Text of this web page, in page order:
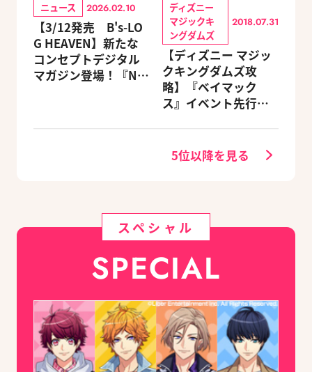
ニュース 2026.02.10
【3/12発売 B's-LO
G HEAVEN】新たな
コンセプトデジタル
マガジン登場！『NU:
ディズニー
マジックキ
ングダムズ
2018.07.31
【ディズニー マジッ
クキングダムズ攻
略】『ベイマック
ス』イベント先行体
5位以降を見る
スペシャル
SPECIAL